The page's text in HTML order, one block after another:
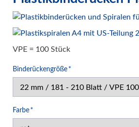
Deckfolien für Bindesysteme
Bindestrips / Bindekämme
Klemm-Bindung Hardcover
VPE = 100 Stück
Pflichtfeld
Binderückengröße *
Pflichtfeld
Farbe *